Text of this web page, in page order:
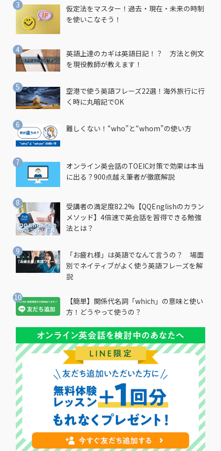
仮定法をマスター！過去・現在・未来の時制
を使いこなそう！
英語上達のカギは英語日記！？ 方法と例文
を現役教師が教えます！
空港で使う英語フレーズ22選！海外旅行に行
く時に丸暗記でOK
難しくない！“who”と“whom”の使い方
オンライン英会話のTOEIC対策で効果は本当
に出る？900点越え筆者が徹底解説
受講者の満足度82.2%【QQEnglishのカラン
メソッド】4倍速で英会話を習得できる勉強
法とは？
「お疲れ様」は英語でなんて言うの？ 場面
別でネイティブがよく使う英語フレーズを解
説
【簡単】関係代名詞「which」の意味と使い
方！どうやって使うの？